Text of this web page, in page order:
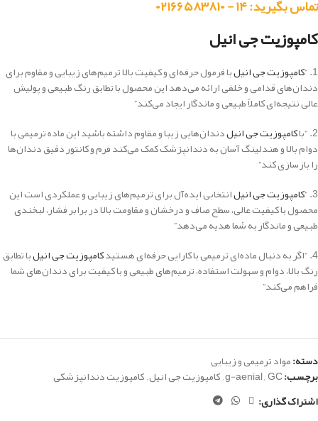
تماس بگیرید: ۱۴ - ۰۲۱۶۶۵۸۳۸۱۰
کامپوزیت جی انیل
1. “ کامپوزیت جی انیلبا فرمول حرفه‌ای و کیفیت بالا ترمیم‌های زیبایی و مقاوم برای
دندان‌های قدامی و خلفی ارائه می‌دهد این محصول با تطابق رنگ طبیعی و پولیش
عالی نتیجه‌ای کاملاً طبیعی و ماندگار ایجاد می‌کند”
2. “با
کامپوزیت جی انیلدندان‌هایی زیبا و مقاوم داشته باشید این ماده ترمیمی با
دوام بالا و هندلینگ آسان به دندانپزشک کمک می‌کند فرم و کانتور دقیق دندان‌ها
را بازسازی کند”
3. “ کامپوزیت جی انیلانتخابی ایده‌آل برای ترمیم‌های زیبایی و عملکردی است این
محصول با کیفیت عالی، سطح صاف و درخشان و مقاومت بالا در برابر فشار، لبخندی
طبیعی و ماندگار به شما هدیه می‌دهد”
4. “اگر به دنبال ماده‌ای ترمیمی با کارایی حرفه‌ای هستید
کامپوزیت جی انیلبا تطابق
رنگ بالا، دوام و سهولت استفاده، ترمیم‌های طبیعی و با کیفیت برای دندان‌های شما
فراهم می‌کند”
دسته:مواد ترمیمی و زیبایی
برچسب: g-aenial,GC
,کامپوزیت جی انیل,کامپوزیت دندانپزشکی
اشتراک گذاری: